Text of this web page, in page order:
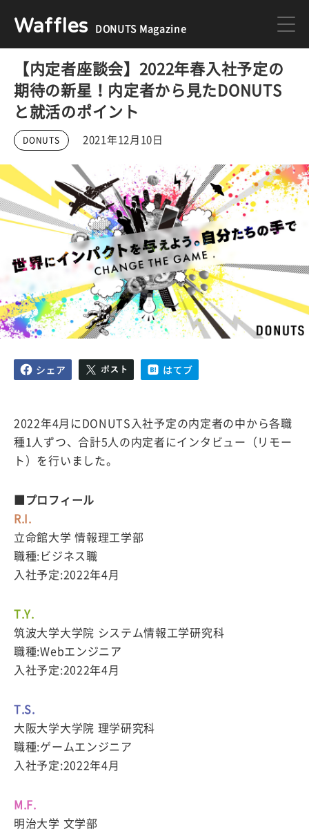
Waffles DONUTS Magazine
DONUTS ジョブカン
ミクチャ
医療 イベント
DONUTSの採用情報はこちら
【内定者座談会】2022年春入社予定の
期待の新星！内定者から見たDONUTS
と就活のポイント
DONUTS 2021年12月10日
2022年4月にDONUTS入社予定の内定者の中から各職
種1人ずつ、合計5人の内定者にインタビュー（リモー
ト）を行いました。
■プロフィール
R.I.
立命館大学 情報理工学部
職種:ビジネス職
入社予定:2022年4月
T.Y.
筑波大学大学院 システム情報工学研究科
職種:Webエンジニア
入社予定:2022年4月
T.S.
大阪大学大学院 理学研究科
職種:ゲームエンジニア
入社予定:2022年4月
M.F.
明治大学 文学部